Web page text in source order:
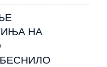
НА